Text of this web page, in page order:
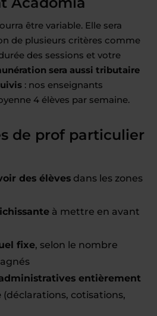
être variable. Elle sera
de plusieurs critères comme
des sessions et votre
sera aussi tributaire
: nos enseignants
4 élèves par semaine.
de prof particulier
des élèves dans les zones
à mettre en avant
fixe, selon le nombre
entièrement
(déclarations, cotisations,